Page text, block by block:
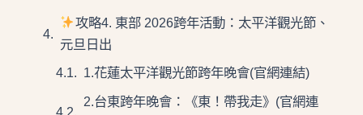
攻略4. 東部 2026跨年活動：太平洋觀光節、
元旦日出
1.花蓮太平洋觀光節跨年晚會(官網連結)
2.台東跨年晚會：《東！帶我走》(官網連